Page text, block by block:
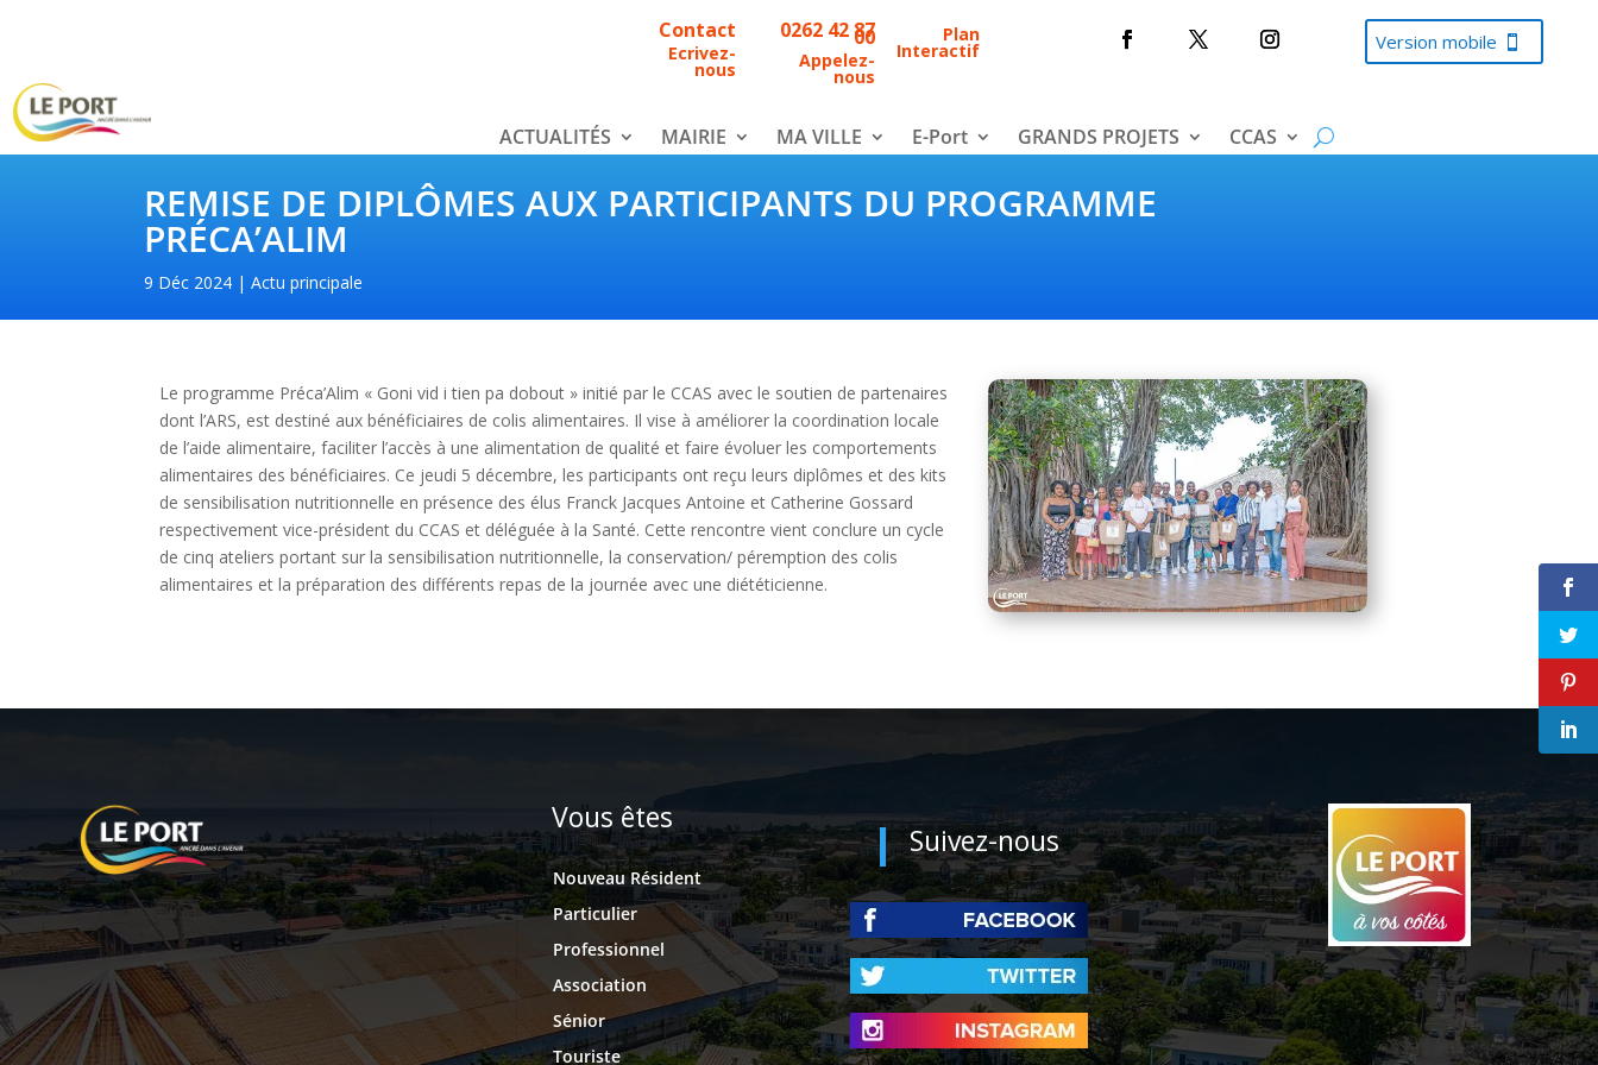
Contact
Ecrivez-
nous
0262 42 87
00
Appelez-
nous
Plan
Interactif Version mobile
ACTUALITÉS MAIRIE MA VILLE E-Port GRANDS PROJETS CCAS
REMISE DE DIPLÔMES AUX PARTICIPANTS DU PROGRAMME
PRÉCA’ALIM
9 Déc 2024 Actu principale
Le programme Préca’Alim « Goni vid i tien pa dobout » initié par le CCAS avec le soutien de partenaires
dont l’ARS, est destiné aux bénéficiaires de colis alimentaires. Il vise à améliorer la coordination locale
de l’aide alimentaire, faciliter l’accès à une alimentation de qualité et faire évoluer les comportements
alimentaires des bénéficiaires. Ce jeudi 5 décembre, les participants ont reçu leurs diplômes et des kits
de sensibilisation nutritionnelle en présence des élus Franck Jacques Antoine et Catherine Gossard
respectivement vice-président du CCAS et déléguée à la Santé. Cette rencontre vient conclure un cycle
de cinq ateliers portant sur la sensibilisation nutritionnelle, la conservation/ péremption des colis
alimentaires et la préparation des différents repas de la journée avec une diététicienne.
Vous êtes
Nouveau Résident
Particulier
Professionnel
Association
Sénior
Touriste
Suivez-nous